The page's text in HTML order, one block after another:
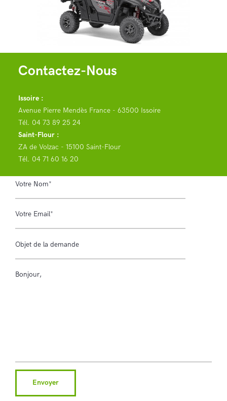
Contactez-Nous
Issoire :
Avenue Pierre Mendès France - 63500 Issoire
Tél. 04 73 89 25 24
Saint-Flour :
ZA de Volzac - 15100 Saint-Flour
Tél. 04 71 60 16 20